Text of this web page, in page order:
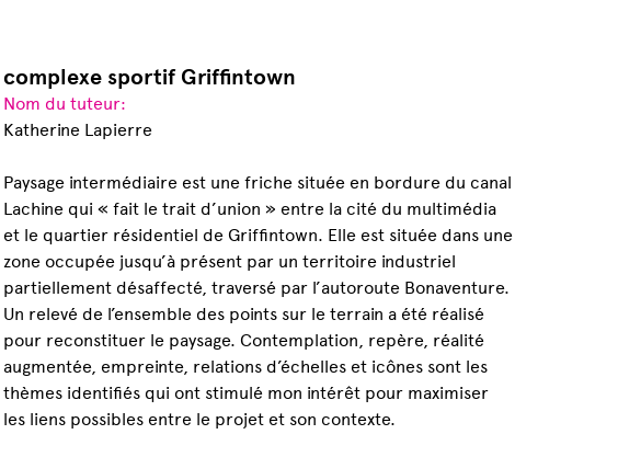
complexe sportif Griffintown
Nom du tuteur:
Katherine Lapierre
Paysage intermédiaire est une friche située en bordure du canal
Lachine qui « fait le trait d’union » entre la cité du multimédia
et le quartier résidentiel de Griffintown. Elle est située dans une
zone occupée jusqu’à présent par un territoire industriel
partiellement désaffecté, traversé par l’autoroute Bonaventure.
Un relevé de l’ensemble des points sur le terrain a été réalisé
pour reconstituer le paysage. Contemplation, repère, réalité
augmentée, empreinte, relations d’échelles et icônes sont les
thèmes identifiés qui ont stimulé mon intérêt pour maximiser
les liens possibles entre le projet et son contexte.